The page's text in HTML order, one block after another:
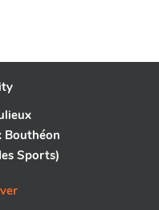
Bouthéon
Sports)